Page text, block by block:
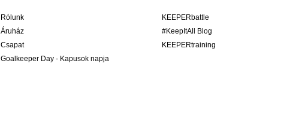
Rólunk
Áruház
Csapat
Goalkeeper Day - Kapusok napja
KEEPERbattle
#KeepItAll Blog
KEEPERtraining